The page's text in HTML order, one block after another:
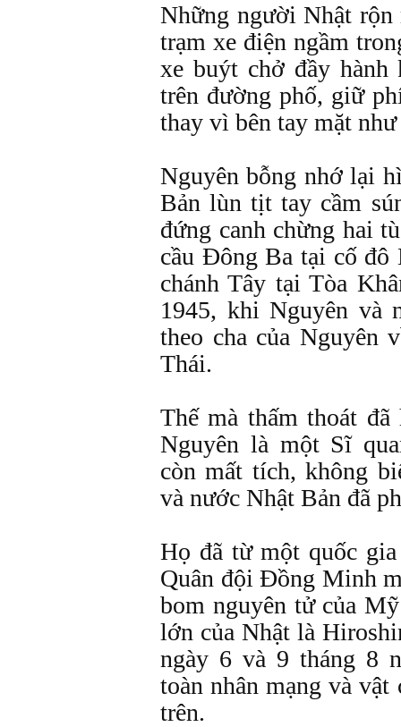
Những người Nhật rộn
trạm xe điện ngầm
xe buýt chở đầy hành
trên đường phố, giữ
thay vì bên tay mặt
Nguyên bỗng nhớ lại
Bản lùn tịt tay cầm
đứng canh chừng hai
cầu Ðông Ba tại cố đô
chánh Tây tại Tòa
1945, khi Nguyên và
theo cha của Nguyên
Thái.
Thế mà thấm thoát
Nguyên là một Sĩ
còn mất tích, không
và nước Nhật Bản đã
Họ đã từ một quốc
Quân đội Ðồng Minh
bom nguyên tử của
lớn của Nhật là
ngày 6 và 9 tháng 8
toàn nhân mạng và
trên.